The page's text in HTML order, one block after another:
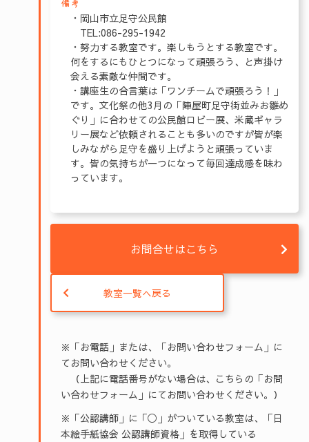
備考
・岡山市立足守公民館
TEL:086-295-1942
・努力する教室です。楽しもうとする教室です。
何をするにもひとつになって頑張ろう、と声掛け
会える素敵な仲間です。
・講座生の合言葉は「ワンチームで頑張ろう！」
です。文化祭の他3月の「陣屋町足守街並みお雛め
ぐり」に合わせての公民館ロビー展、米蔵ギャラ
リー展など依頼されることも多いのですが皆が楽
しみながら足守を盛り上げようと頑張っていま
す。皆の気持ちが一つになって毎回達成感を味わ
っています。
お問合せはこちら
教室一覧へ戻る
※「お電話」または、「お問い合わせフォーム」に
てお問い合わせください。
（上記に電話番号がない場合は、こちらの「お問
い合わせフォーム」にてお問い合わせください。）
※「公認講師」に「◯」がついている教室は、「日
本絵手紙協会 公認講師資格」を取得している